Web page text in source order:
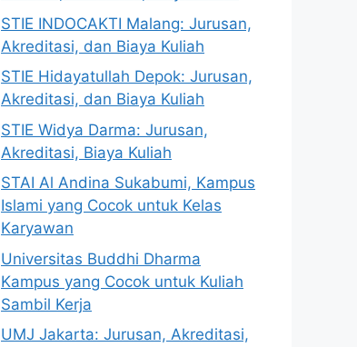
STIE INDOCAKTI Malang: Jurusan,
Akreditasi, dan Biaya Kuliah
STIE Hidayatullah Depok: Jurusan,
Akreditasi, dan Biaya Kuliah
STIE Widya Darma: Jurusan,
Akreditasi, Biaya Kuliah
STAI Al Andina Sukabumi, Kampus
Islami yang Cocok untuk Kelas
Karyawan
Universitas Buddhi Dharma
Kampus yang Cocok untuk Kuliah
Sambil Kerja
UMJ Jakarta: Jurusan, Akreditasi,